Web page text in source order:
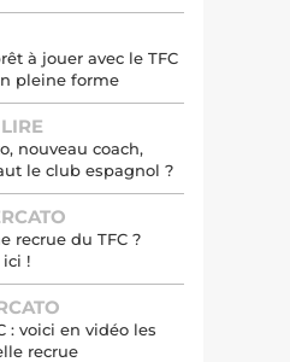
à jouer avec le TFC
pleine forme
nouveau coach,
le club espagnol ?
recrue du TFC ?
!
: voici en vidéo les
recrue